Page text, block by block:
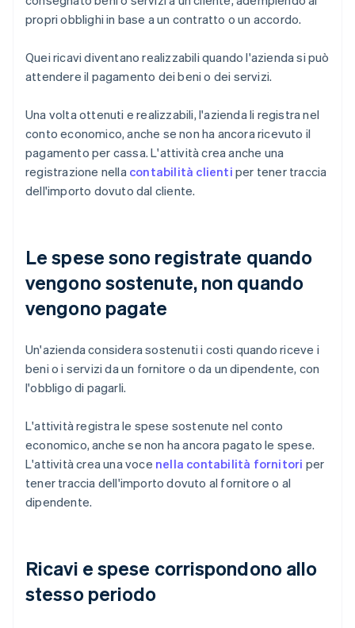
propri obblighi in base a un contratto o un accordo.
Quei ricavi diventano realizzabili quando l'azienda si può
attendere il pagamento dei beni o dei servizi.
Una volta ottenuti e realizzabili, l'azienda li registra nel
conto economico, anche se non ha ancora ricevuto il
pagamento per cassa. L'attività crea anche una
registrazione nella contabilità clienti per tener traccia
dell'importo dovuto dal cliente.
Le spese sono registrate quando
vengono sostenute, non quando
vengono pagate
Un'azienda considera sostenuti i costi quando riceve i
beni o i servizi da un fornitore o da un dipendente, con
l'obbligo di pagarli.
L'attività registra le spese sostenute nel conto
economico, anche se non ha ancora pagato le spese.
L'attività crea una voce nella contabilità fornitori per
tener traccia dell'importo dovuto al fornitore o al
dipendente.
Ricavi e spese corrispondono allo
stesso periodo